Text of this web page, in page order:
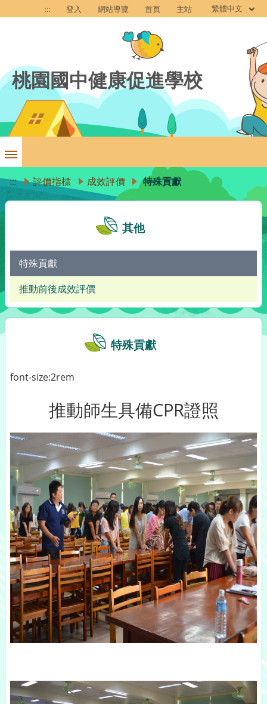
::: 登入 網站導覽 首頁 主站 繁體中文
桃園國中健康促進學校
::: 評價指標 成效評價 特殊貢獻
其他
特殊貢獻
推動前後成效評價
特殊貢獻
font-size:2rem
推動師生具備CPR證照